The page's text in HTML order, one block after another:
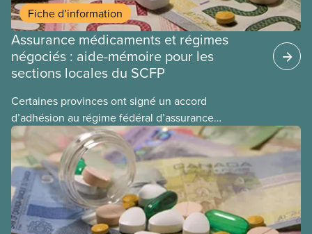
Fiche d’information
Assurance médicaments et régimes
négociés : aide-mémoire pour les
sections locales du SCFP
Certaines provinces ont signé un accord
d’adhésion au régime fédéral d’assurance
médicaments. Les sections locales du SCFP dans
ces provinces s’interrogent sur l’incidence que ce
régime pourrait avoir sur leurs avantages
sociaux actuels.